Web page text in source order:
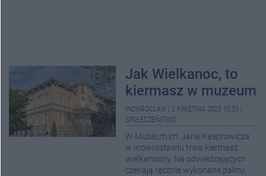
Jak Wielkanoc, to
kiermasz w muzeum
INOWROCŁAW 2 KWIETNIA 2025 10:53
SPOŁECZEŃSTWO
W Muzeum im. Jana Kasprowicza
w Inowrocławiu trwa kiermasz
wielkanocny. Na odwiedzających
czekają ręcznie wykonane palmy,